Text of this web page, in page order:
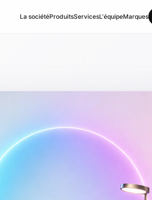
La sociétéProduitsServicesL'équipeMarques